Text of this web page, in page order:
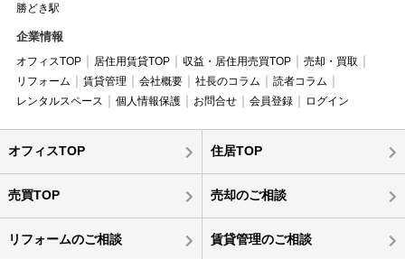
勝どき駅
企業情報
オフィスTOP 居住用賃貸TOP 収益・居住用売買TOP
売却・買取
リフォーム
賃貸管理 会社概要 社長のコラム
読者コラム
レンタルスペース
個人情報保護 お問合せ 会員登録 ログイン
オフィスTOP 住居TOP
売買TOP 売却のご相談
リフォームのご相談 賃貸管理のご相談